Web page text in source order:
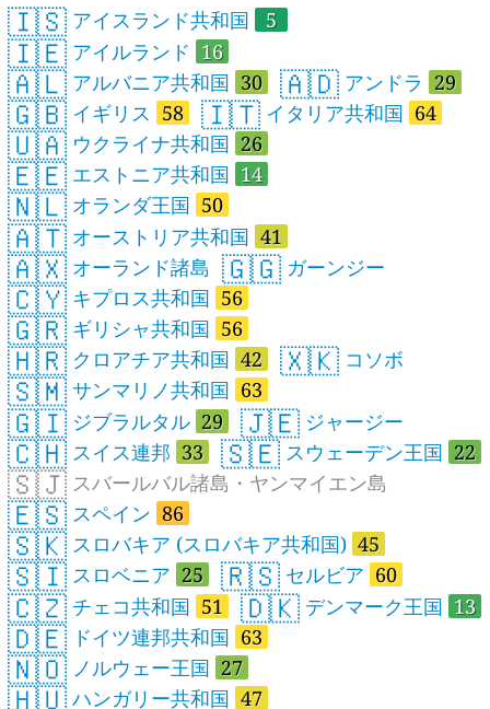
🇮🇸 アイスランド共和国 5
🇮🇪 アイルランド 16
🇦🇱 アルバニア共和国 30 🇦🇩 アンドラ 29
🇬🇧 イギリス 58 🇮🇹 イタリア共和国 64
🇺🇦 ウクライナ共和国 26
🇪🇪 エストニア共和国 14
🇳🇱 オランダ王国 50
🇦🇹 オーストリア共和国 41
🇦🇽 オーランド諸島 🇬🇬 ガーンジー
🇨🇾 キプロス共和国 56
🇬🇷 ギリシャ共和国 56
🇭🇷 クロアチア共和国 42 🇽🇰 コソボ
🇸🇲 サンマリノ共和国 63
🇬🇮 ジブラルタル 29 🇯🇪 ジャージー
🇨🇭 スイス連邦 33 🇸🇪 スウェーデン王国 22
🇸🇯 スバールバル諸島・ヤンマイエン島
🇪🇸 スペイン 86
🇸🇰 スロバキア (スロバキア共和国) 45
🇸🇮 スロベニア 25 🇷🇸 セルビア 60
🇨🇿 チェコ共和国 51 🇩🇰 デンマーク王国 13
🇩🇪 ドイツ連邦共和国 63
🇳🇴 ノルウェー王国 27
🇭🇺 ハンガリー共和国 47